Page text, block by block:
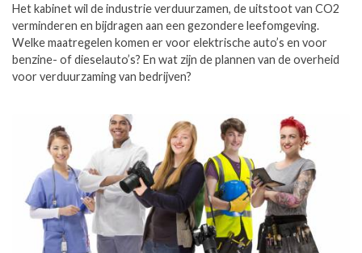
Het kabinet wil de industrie verduurzamen, de uitstoot van CO2
verminderen en bijdragen aan een gezondere leefomgeving.
Welke maatregelen komen er voor elektrische auto’s en voor
benzine- of dieselauto’s? En wat zijn de plannen van de overheid
voor verduurzaming van bedrijven?